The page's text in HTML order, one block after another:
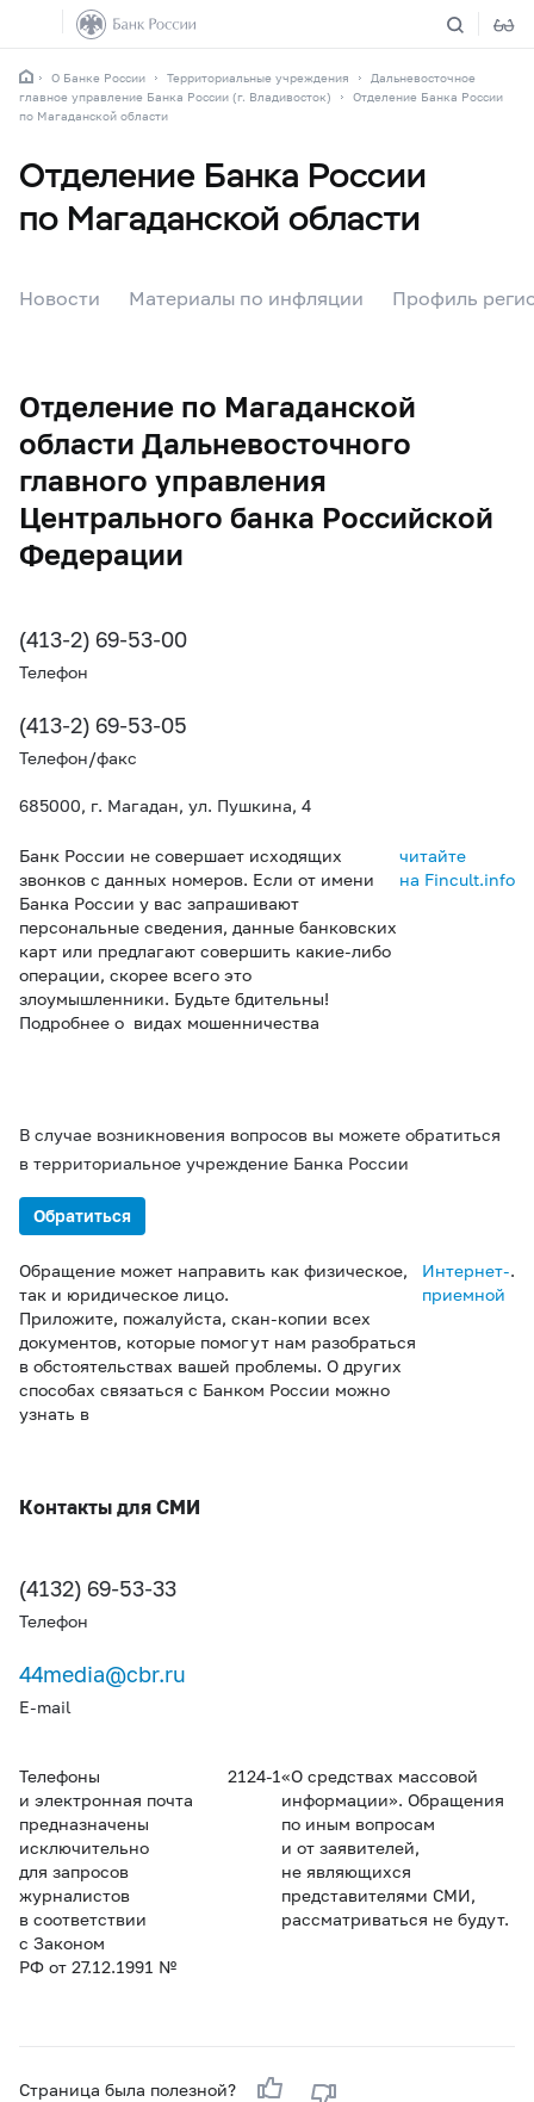
О Банке России Территориальные учреждения
Дальневосточное
главное управление Банка России (г. Владивосток)
Отделение Банка России
по Магаданской области
Отделение Банка России
по Магаданской области
Новости Материалы по инфляции Профиль
Отделение по Магаданской
области Дальневосточного
главного управления
Центрального банка Российской
Федерации
Телефон
(413-2) 69-53-00
Телефон/факс
(413-2) 69-53-05
685000, г. Магадан, ул. Пушкина, 4
Банк России не совершает исходящих
звонков с данных номеров. Если от имени
Банка России у вас запрашивают
персональные сведения, данные банковских
карт или предлагают совершить какие-либо
операции, скорее всего это
злоумышленники. Будьте бдительны!
Подробнее о видах мошенничества
читайте
на Fincult.info
В случае возникновения вопросов вы можете обратиться
в территориальное учреждение Банка России
Обратиться
Обращение может направить как физическое,
так и юридическое лицо.
Приложите, пожалуйста, скан-копии всех
документов, которые помогут нам разобраться
в обстоятельствах вашей проблемы. О других
способах связаться с Банком России можно
узнать в
Интернет-
приемной
.
Контакты для СМИ
Телефон
(4132) 69-53-33
E-mail
44media@cbr.ru
Телефоны
и электронная почта
предназначены
исключительно
для запросов
журналистов
в соответствии
с Законом
РФ от 27.12.1991 №
2124-1«О средствах массовой
информации». Обращения
по иным вопросам
и от заявителей,
не являющихся
представителями СМИ,
рассматриваться не будут.
Страница была полезной?